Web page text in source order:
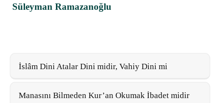
Süleyman Ramazanoğlu
İslâm Dini Atalar Dini midir, Vahiy Dini mi
Manasını Bilmeden Kur’an Okumak İbadet midir